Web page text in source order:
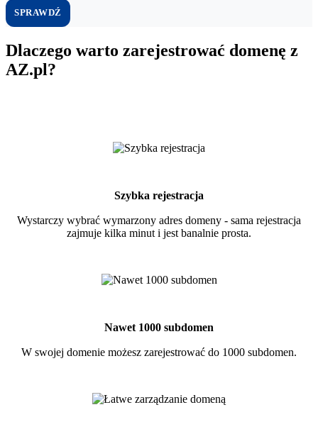
SPRAWDŹ
Dlaczego warto zarejestrować domenę z
AZ.pl?
Szybka rejestracja
Wystarczy wybrać wymarzony adres domeny - sama rejestracja
zajmuje kilka minut i jest banalnie prosta.
Nawet 1000 subdomen
W swojej domenie możesz zarejestrować do 1000 subdomen.